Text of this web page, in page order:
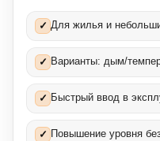
✓ Для жилья и
✓ Варианты: дым/
✓ Быстрый ввод в
✓ Повышение уровня